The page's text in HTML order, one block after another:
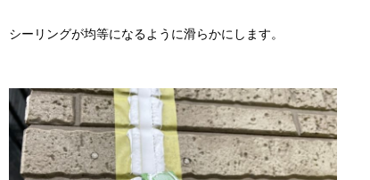
シーリングが均等になるように滑らかにします。